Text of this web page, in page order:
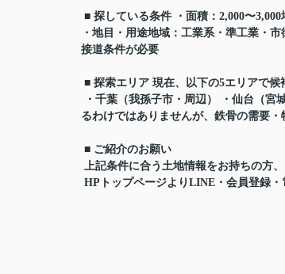
■ 探している条件 ・面積：2,000〜
・地目・用途地域：工業系・準工業・
接道条件が必要
■ 探索エリア 現在、以下の5エリアで候
・千葉（我孫子市・周辺） ・仙台（宮
るわけではありませんが、鉄骨の需要
■ ご紹介のお願い
上記条件に合う土地情報をお持ちの方
HPトップページよりLINE・会員登録・